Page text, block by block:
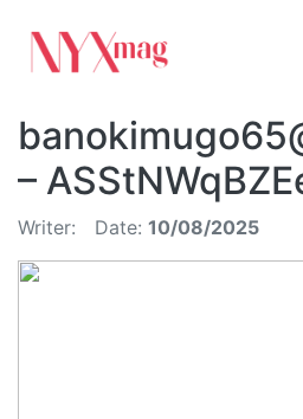
–
Writer: Date: 10/08/2025